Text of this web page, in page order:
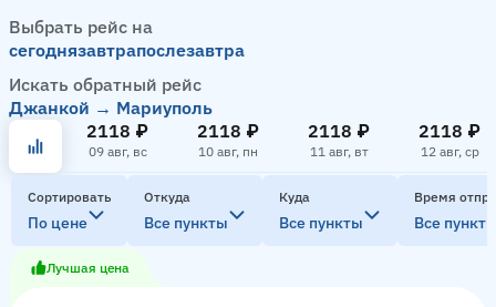
Выбрать рейс на
сегоднязавтрапослезавтра
Искать обратный рейс
Джанкой → Мариуполь
2118 ₽
09 авг, вс
2118 ₽
10 авг, пн
2118 ₽
11 авг, вт
2118 ₽
12 авг, ср
Сортировать
По цене
Откуда
Все пункты
Куда
Все пункты
Время
Все
Лучшая цена